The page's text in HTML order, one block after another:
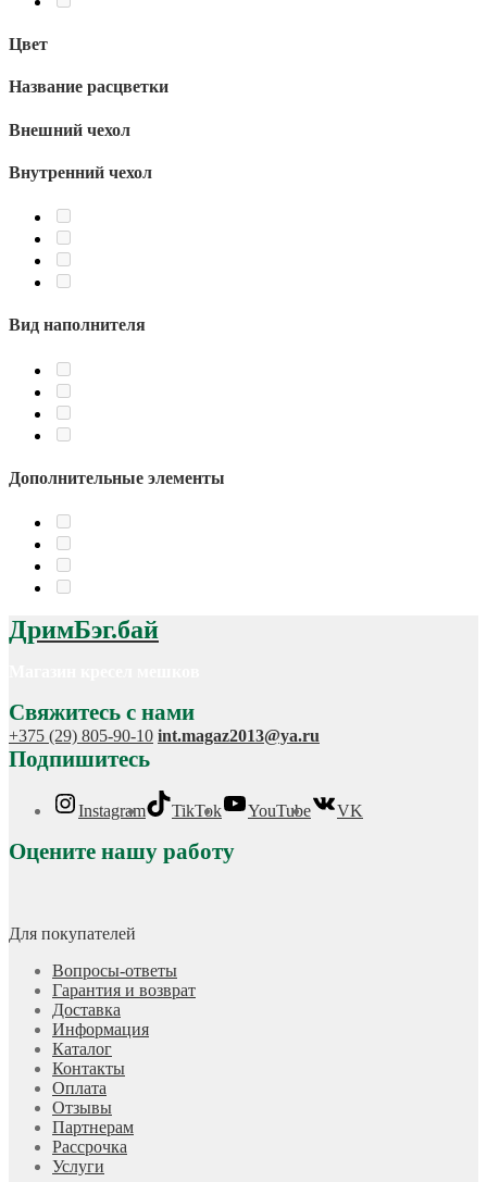
Цвет
Название расцветки
Внешний чехол
Внутренний чехол
Вид наполнителя
Дополнительные элементы
ДримБэг.бай
Свяжитесь с нами
+375 (29) 805-90-10 int.magaz2013@ya.ru
Подпишитесь
Instagram TikTok YouTube VK
Оцените нашу работу
Для покупателей
Вопросы-ответы
Гарантия и возврат
Доставка
Информация
Каталог
Контакты
Оплата
Отзывы
Партнерам
Рассрочка
Услуги